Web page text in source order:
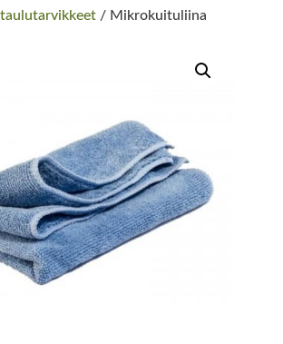
/ Mikrokuituliina